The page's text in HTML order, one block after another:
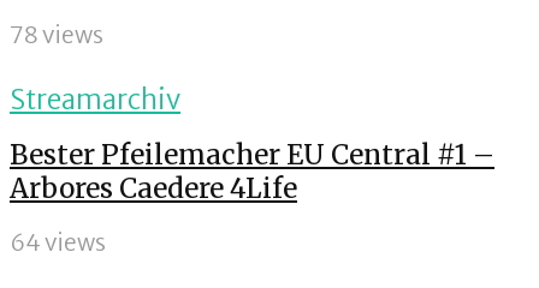
78 views
Streamarchiv
Bester Pfeilemacher EU Central #1 –
Arbores Caedere 4Life
64 views